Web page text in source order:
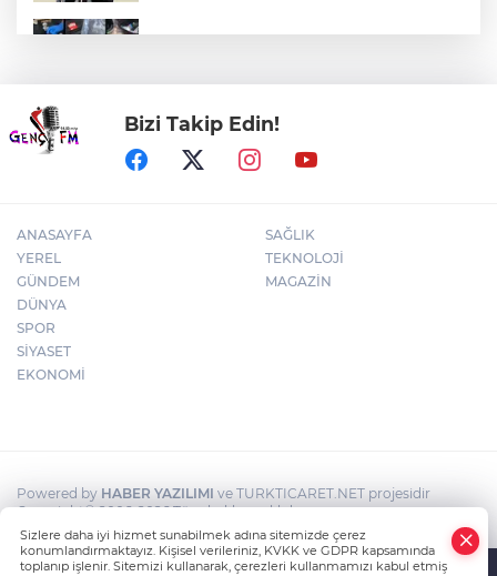
BNP Paribas Cardif Türkiye'nin İç
Denetim Direktörü Mustafa Güneş oldu
Bizi Takip Edin!
ANASAYFA
YEREL
GÜNDEM
DÜNYA
SPOR
SİYASET
EKONOMİ
SAĞLIK
TEKNOLOJİ
MAGAZİN
Powered by HABER YAZILIMI ve TURKTICARET.NET projesidir
Copyright© 2006-2026 Tüm hakları saklıdır.
Sizlere daha iyi hizmet sunabilmek adına sitemizde çerez
konumlandırmaktayız. Kişisel verileriniz, KVKK ve GDPR kapsamında
toplanıp işlenir. Sitemizi kullanarak, çerezleri kullanmamızı kabul etmiş